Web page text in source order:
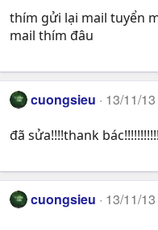
thím gửi lại mail tuyển
mail thím đâu
cuongsieu 13/11/13
đã sửa!!!!thank
cuongsieu 13/11/13